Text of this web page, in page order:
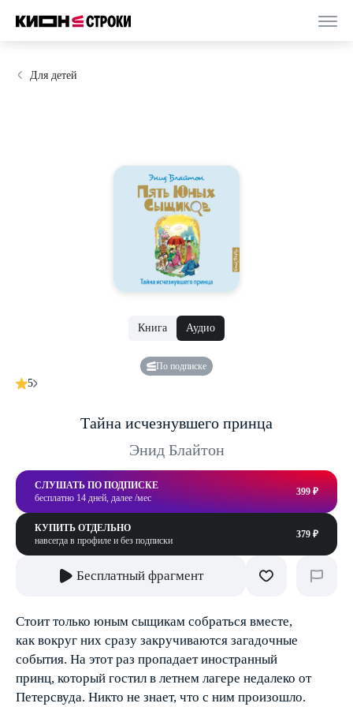
Для детей
Книга Аудио
По подписке
5
Тайна исчезнувшего принца
Энид Блайтон
СЛУШАТЬ ПО ПОДПИСКЕ
бесплатно 14 дней, далее /мес
399 ₽
КУПИТЬ ОТДЕЛЬНО
навсегда в профиле и без подписки
379 ₽
Бесплатный фрагмент
Стоит только юным сыщикам собраться вместе,
как вокруг них сразу закручиваются загадочные
события. На этот раз пропадает иностранный
принц, который гостил в летнем лагере недалеко от
Петерсвуда. Никто не знает, что с ним произошло.